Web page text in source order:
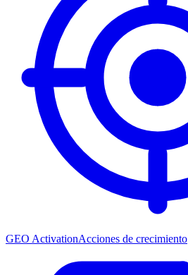
GEO ActivationAcciones de crecimiento